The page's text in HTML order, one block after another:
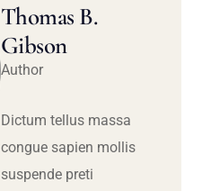
Thomas B.
Gibson
Author
Dictum tellus massa
congue sapien mollis
suspende preti